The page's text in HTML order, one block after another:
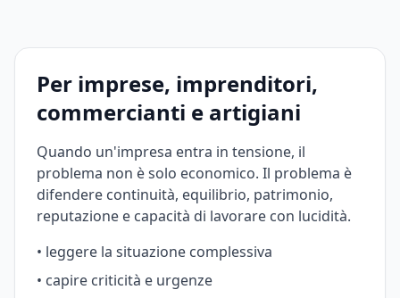
Per imprese, imprenditori,
commercianti e artigiani
Quando un'impresa entra in tensione, il
problema non è solo economico. Il problema è
difendere continuità, equilibrio, patrimonio,
reputazione e capacità di lavorare con lucidità.
• leggere la situazione complessiva
• capire criticità e urgenze